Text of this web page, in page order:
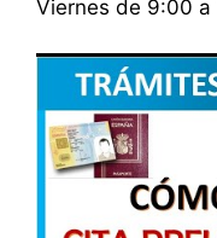
Viernes de 9:00